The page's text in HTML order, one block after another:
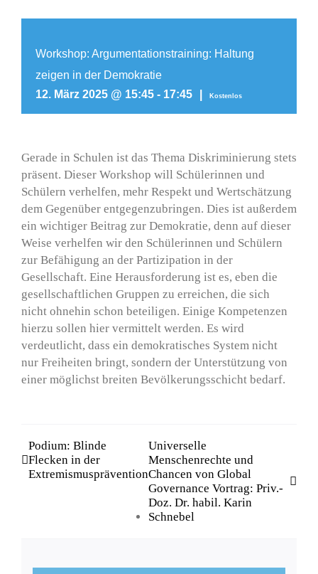
Workshop: Argumentationstraining: Haltung
zeigen in der Demokratie
12. März 2025 @ 15:45 - 17:45 Kostenlos
Gerade in Schulen ist das Thema Diskriminierung stets
präsent. Dieser Workshop will Schülerinnen und
Schülern verhelfen, mehr Respekt und Wertschätzung
dem Gegenüber entgegenzubringen. Dies ist außerdem
ein wichtiger Beitrag zur Demokratie, denn auf dieser
Weise verhelfen wir den Schülerinnen und Schülern
zur Befähigung an der Partizipation in der
Gesellschaft. Eine Herausforderung ist es, eben die
gesellschaftlichen Gruppen zu erreichen, die sich
nicht ohnehin schon beteiligen. Einige Kompetenzen
hierzu sollen hier vermittelt werden. Es wird
verdeutlicht, dass ein demokratisches System nicht
nur Freiheiten bringt, sondern der Unterstützung von
einer möglichst breiten Bevölkerungsschicht bedarf.
Podium: Blinde
Flecken in der
Extremismusprävention
Universelle
Menschenrechte und
Chancen von Global
Governance Vortrag: Priv.-
Doz. Dr. habil. Karin
Schnebel